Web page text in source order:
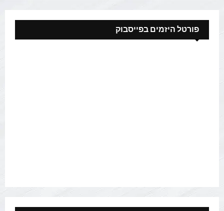
פורטל היזמים בפייסבוק